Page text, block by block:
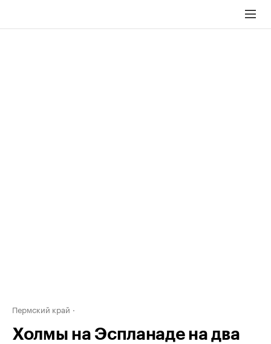
Пермский край
Холмы на Эспланаде на два